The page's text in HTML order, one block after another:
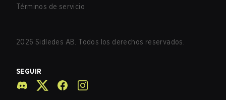
Términos de servicio
2026 Sidledes AB. Todos los derechos reservados.
SEGUIR